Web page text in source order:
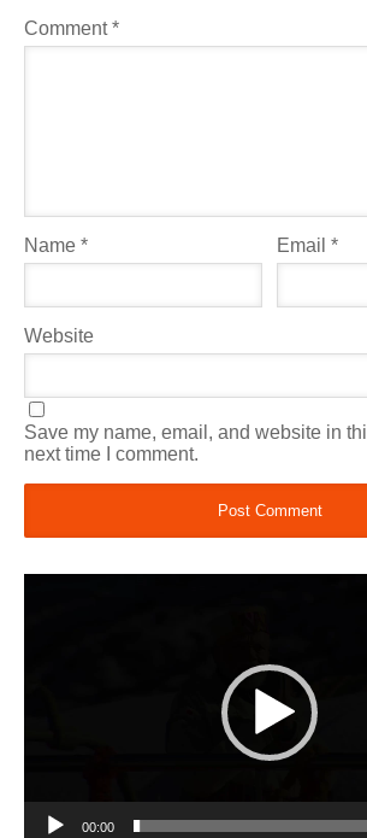
Comment*
Name * Email*
Website
Save my name, email, and website in
next time I comment.
00:00